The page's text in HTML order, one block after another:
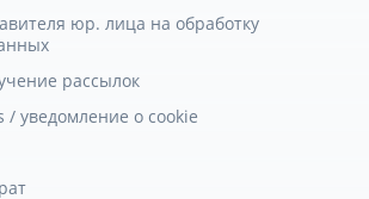
юр. лица на обработку
рассылок
/ уведомление о cookie